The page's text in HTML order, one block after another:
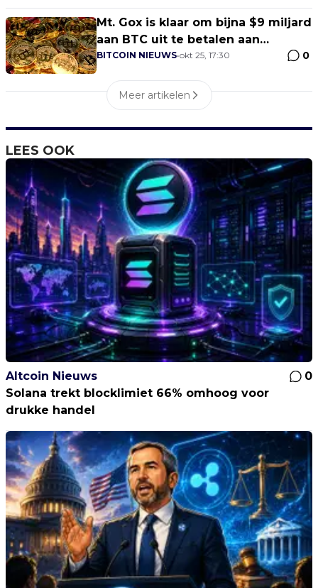
Mt. Gox is klaar om bijna $9 miljard
aan BTC uit te betalen aan
schuldeisers
BITCOIN NIEUWS•okt 25, 17:30 0
Meer artikelen
LEES OOK
Altcoin Nieuws
0
Solana trekt blocklimiet 66% omhoog voor
drukke handel